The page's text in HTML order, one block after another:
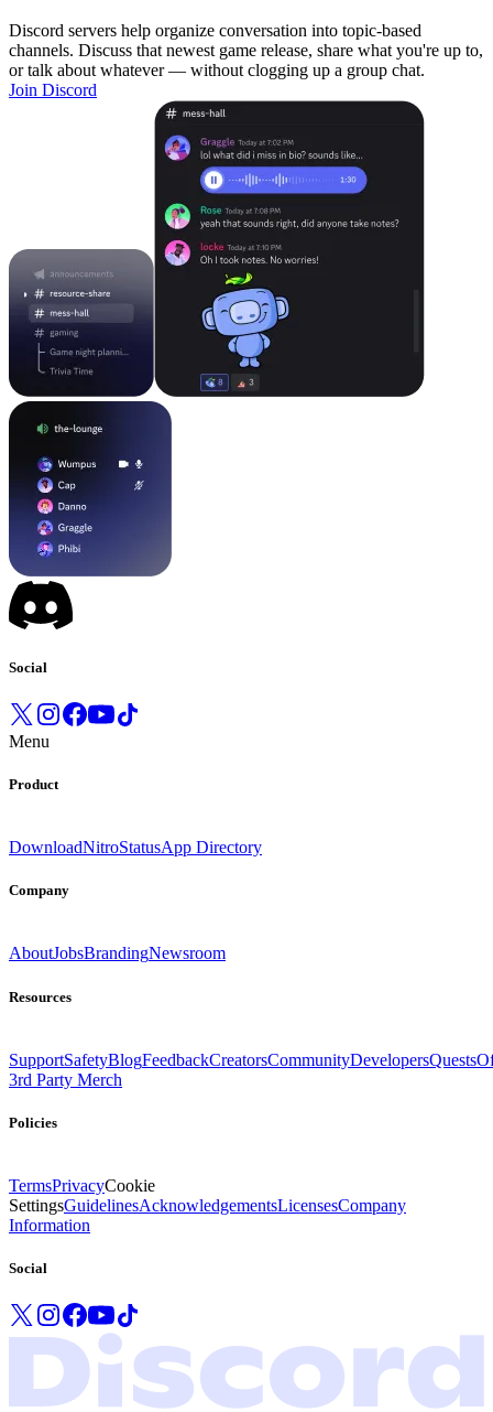
Discord servers help organize conversation into topic-based
channels. Discuss that newest game release, share what you're up to,
or talk about whatever — without clogging up a group chat.
Join Discord
Social
Menu
Product
DownloadNitroStatusApp Directory
Company
AboutJobsBrandingNewsroom
Resources
SupportSafetyBlogFeedbackCreatorsCommunityDevelopersQuests
3rd Party Merch
Policies
TermsPrivacyCookie
SettingsGuidelinesAcknowledgementsLicensesCompany
Information
Social